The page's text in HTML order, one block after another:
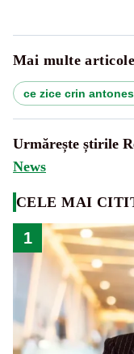
Mai multe
ce zice crin
Urmărește știrile
News
CELE MAI
1